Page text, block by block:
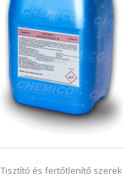
Tisztító és fertőtlenítő szerek